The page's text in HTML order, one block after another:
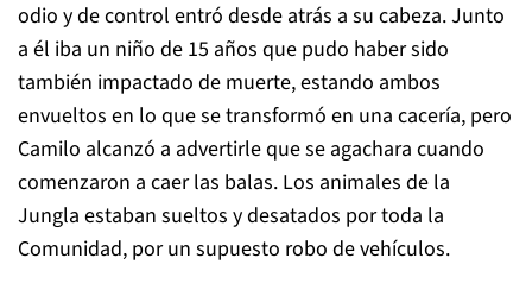
odio y de control entró desde atrás a su cabeza. Junto
a él iba un niño de 15 años que pudo haber sido
también impactado de muerte, estando ambos
envueltos en lo que se transformó en una cacería, pero
Camilo alcanzó a advertirle que se agachara cuando
comenzaron a caer las balas. Los animales de la
Jungla estaban sueltos y desatados por toda la
Comunidad, por un supuesto robo de vehículos.